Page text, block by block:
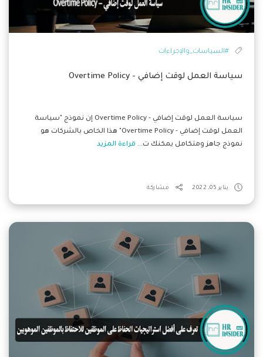
#السياسات_والإجراءات
سياسة العمل لوقت إضافي - Overtime Policy
سياسة العمل لوقت إضافي - Overtime Policy إن نموذج "سياسة
العمل لوقت إضافي - Overtime Policy" هذا الخاص بالشركات هو
نموذج جاهز ومتكامل يمكنك ت... قراءة المزيد
يناير 05, 2022 مشاركة